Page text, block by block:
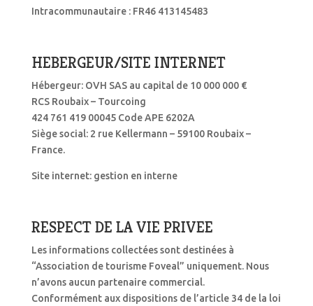
Intracommunautaire : FR46 413145483
HEBERGEUR/SITE INTERNET
Hébergeur: OVH SAS au capital de 10 000 000 €
RCS Roubaix – Tourcoing
424 761 419 00045 Code APE 6202A
Siège social: 2 rue Kellermann – 59100 Roubaix –
France.
Site internet: gestion en interne
RESPECT DE LA VIE PRIVEE
Les informations collectées sont destinées à
“Association de tourisme Foveal” uniquement. Nous
n’avons aucun partenaire commercial.
Conformément aux dispositions de l’article 34 de la loi